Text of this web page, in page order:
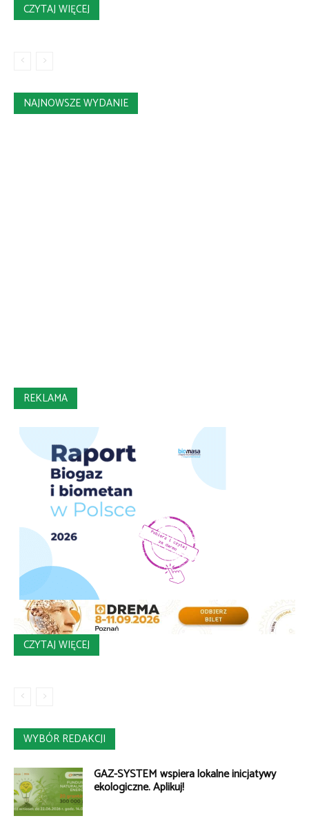
CZYTAJ WIĘCEJ
NAJNOWSZE WYDANIE
REKLAMA
CZYTAJ WIĘCEJ
WYBÓR REDAKCJI
GAZ-SYSTEM wspiera lokalne inicjatywy
ekologiczne. Aplikuj!